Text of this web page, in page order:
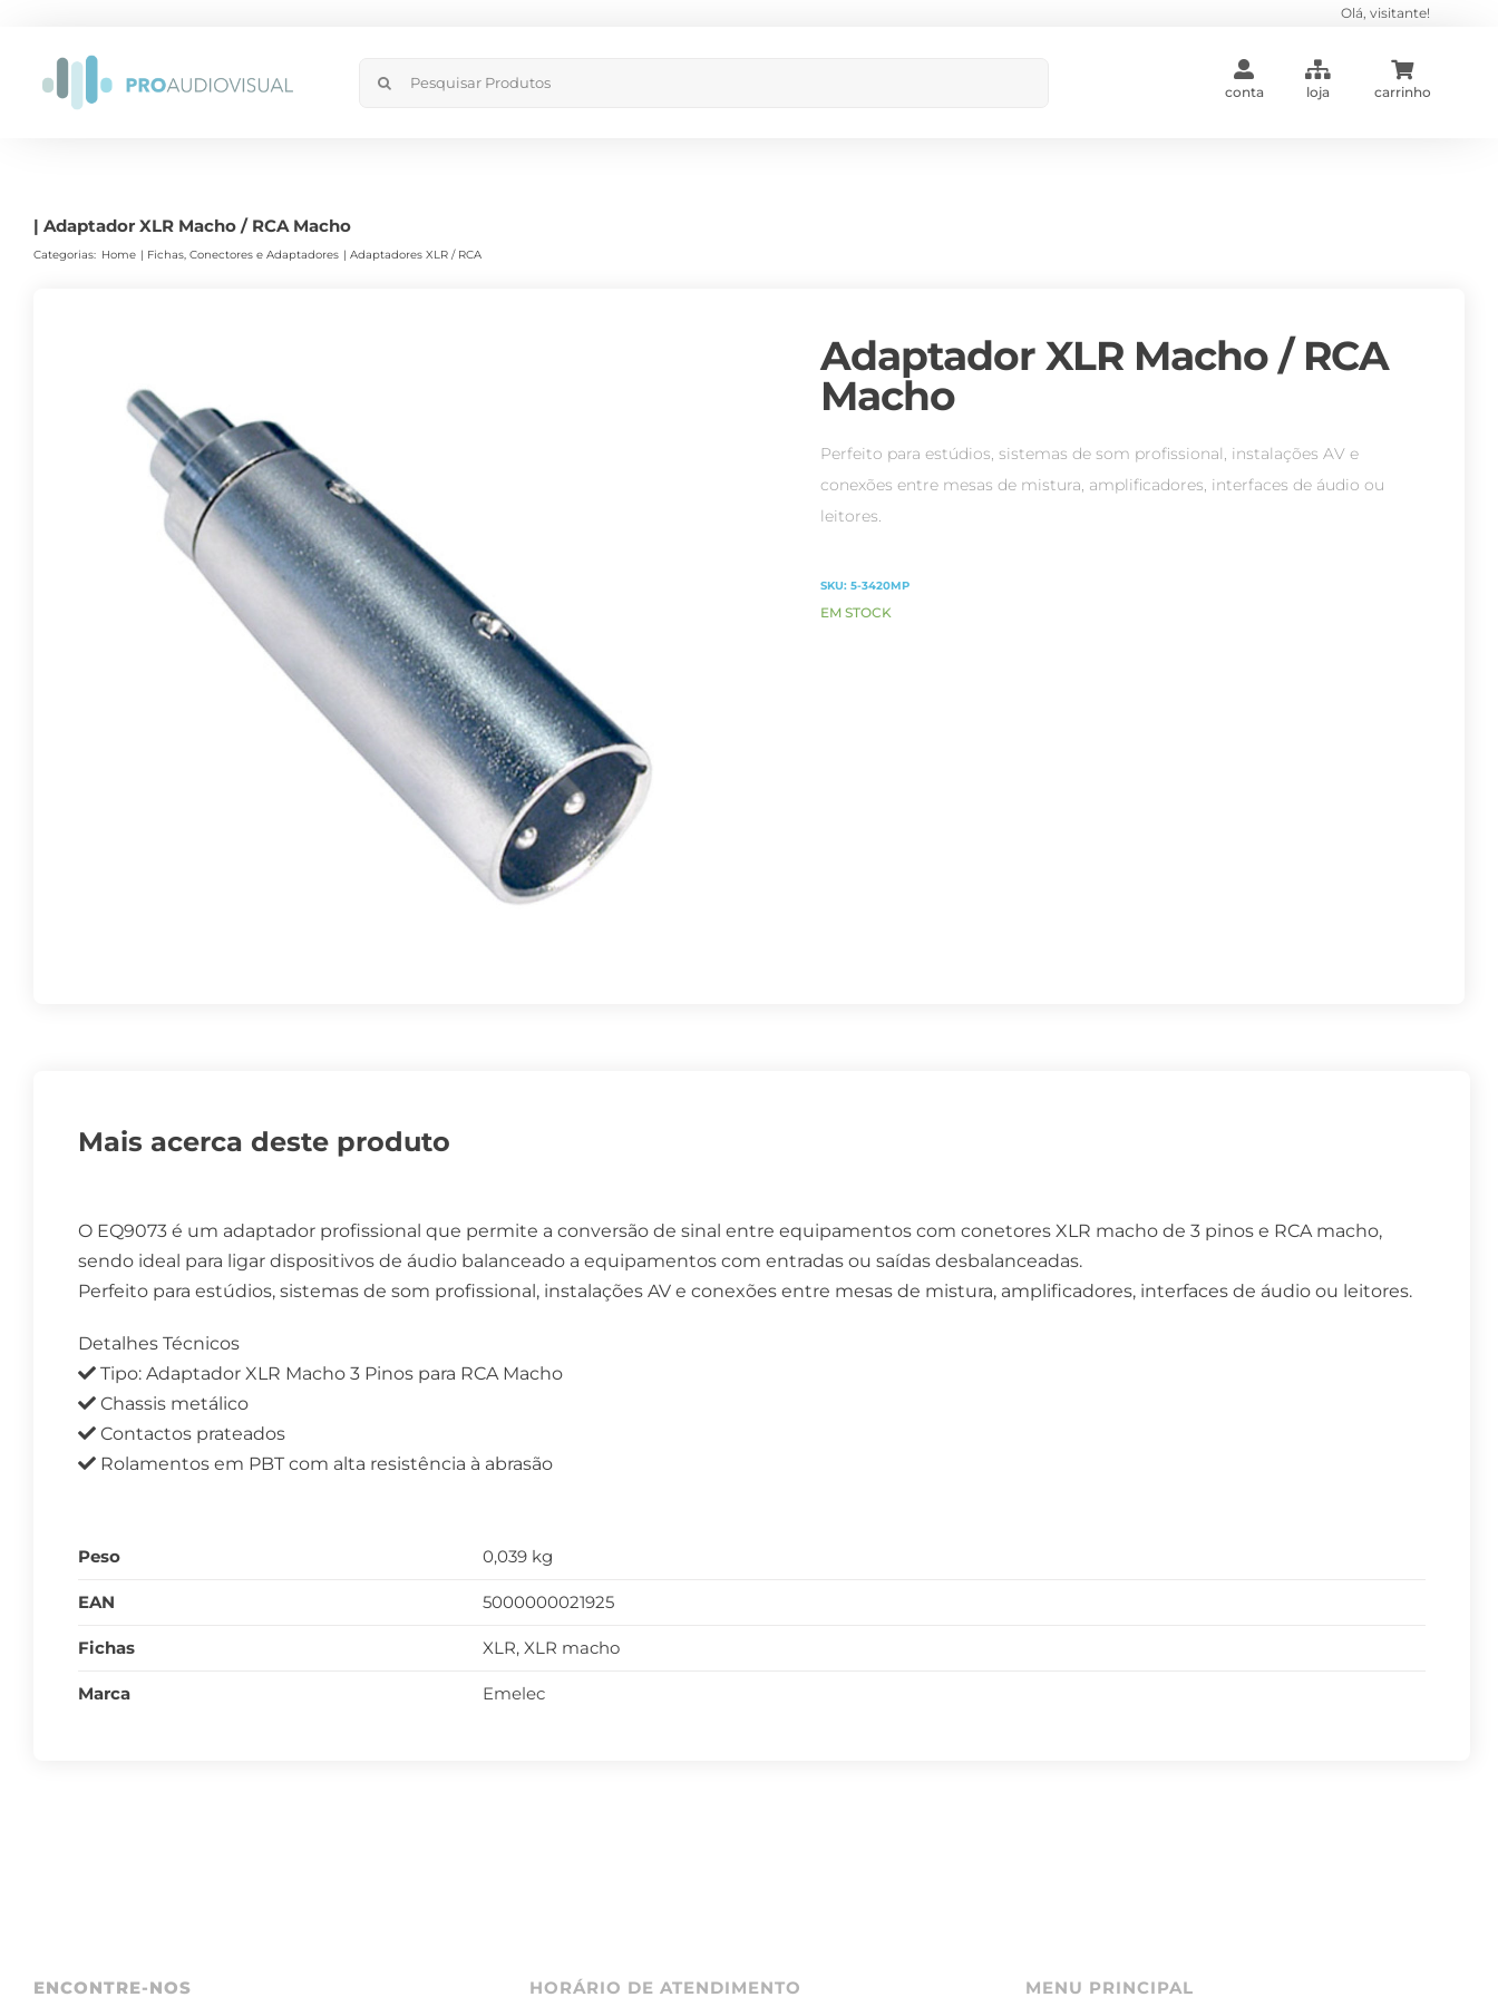
content
Olá, visitante!
Search
conta loja carrinho
| Adaptador XLR Macho / RCA Macho
Categorias: Home Fichas, Conectores e Adaptadores Adaptadores XLR / RCA
Adaptador XLR Macho / RCA
Macho
Perfeito para estúdios, sistemas de som profissional, instalações AV e
conexões entre mesas de mistura, amplificadores, interfaces de áudio ou
leitores.
SKU:5-3420MP
EM STOCK
Mais acerca deste produto
O EQ9073 é um adaptador profissional que permite a conversão de sinal entre equipamentos com conetores XLR macho de 3 pinos e RCA macho,
sendo ideal para ligar dispositivos de áudio balanceado a equipamentos com entradas ou saídas desbalanceadas.
Perfeito para estúdios, sistemas de som profissional, instalações AV e conexões entre mesas de mistura, amplificadores, interfaces de áudio ou leitores.
Detalhes Técnicos
Tipo: Adaptador XLR Macho 3 Pinos para RCA Macho
Chassis metálico
Contactos prateados
Rolamentos em PBT com alta resistência à abrasão
Peso 0,039 kg
EAN 5000000021925
Fichas XLR, XLR macho
Marca Emelec
ENCONTRE-NOS HORÁRIO DE ATENDIMENTO MENU PRINCIPAL